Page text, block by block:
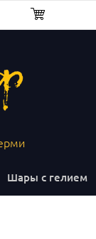
Шары с гелием